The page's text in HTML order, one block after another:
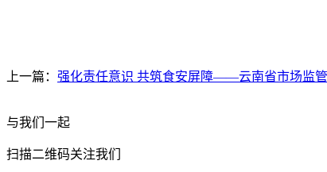
上一篇： 强化责任意识 共筑食安屏障——云南省市场监管
与我们一起
扫描二维码关注我们